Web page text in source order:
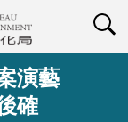
演藝
確